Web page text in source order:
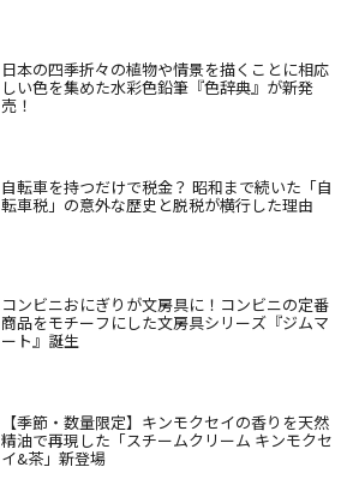
日本の四季折々の植物や情景を描くことに相応
しい色を集めた水彩色鉛筆『色辞典』が新発
売！
自転車を持つだけで税金？ 昭和まで続いた「自
転車税」の意外な歴史と脱税が横行した理由
コンビニおにぎりが文房具に！コンビニの定番
商品をモチーフにした文房具シリーズ『ジムマ
ート』誕生
【季節・数量限定】キンモクセイの香りを天然
精油で再現した「スチームクリーム キンモクセ
イ&茶」新登場